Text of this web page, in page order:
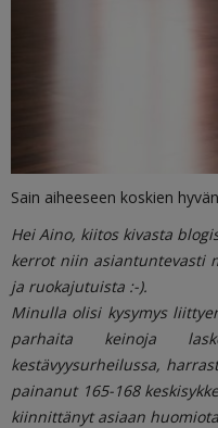
Sain aiheeseen koskien
Hei Aino, kiitos kivasta
kerrot niin asiantuntevasti
ja ruokajutuista :-).
Minulla olisi kysymys
parhaita keinoja
kestävyysurheilussa,
painanut 165-168
kiinnittänyt asiaan